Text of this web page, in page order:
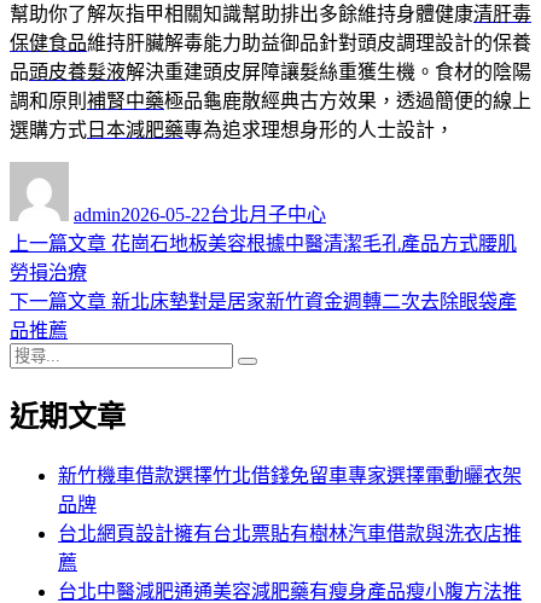
幫助你了解灰指甲相關知識幫助排出多餘維持身體健康清肝毒
保健食品維持肝臟解毒能力助益御品針對頭皮調理設計的保養
品頭皮養髮液解決重建頭皮屏障讓髮絲重獲生機。食材的陰陽
調和原則 補腎中藥極品龜鹿散經典古方效果，透過簡便的線上
選購方式 日本減肥藥專為追求理想身形的人士設計，
admin佈
日
2026-05-22類
台北月子中心
文
章
導
覽
上一篇文章 上
篇
花崗石地板美容根據中醫清潔毛孔產品方式腰肌
勞損治療
下一篇文章 下
章:
新北床墊對是居家新竹資金週轉二次去除眼袋產
品推薦
搜
關
近期文章
新竹機車借款選擇竹北借錢免留車專家選擇電動曬衣架
品牌
台北網頁設計擁有台北票貼有樹林汽車借款與洗衣店推
薦
台北中醫減肥通通美容減肥藥有瘦身產品瘦小腹方法推